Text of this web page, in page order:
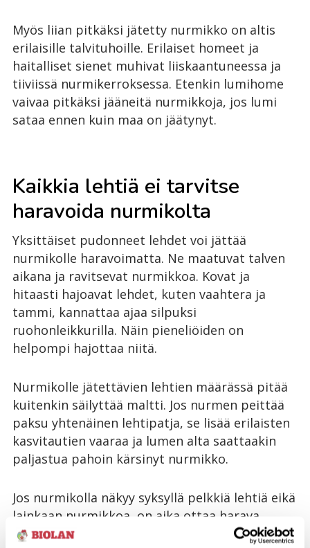
Myös liian pitkäksi jätetty nurmikko on altis
erilaisille talvituhoille. Erilaiset homeet ja
haitalliset sienet muhivat liiskaantuneessa ja
tiiviissä nurmikerroksessa. Etenkin lumihome
vaivaa pitkäksi jääneitä nurmikkoja, jos lumi
sataa ennen kuin maa on jäätynyt.
Kaikkia lehtiä ei tarvitse
haravoida nurmikolta
Yksittäiset pudonneet lehdet voi jättää
nurmikolle haravoimatta. Ne maatuvat talven
aikana ja ravitsevat nurmikkoa. Kovat ja
hitaasti hajoavat lehdet, kuten vaahtera ja
tammi, kannattaa ajaa silpuksi
ruohonleikkurilla. Näin pieneliöiden on
helpompi hajottaa niitä.
Nurmikolle jätettävien lehtien määrässä pitää
kuitenkin säilyttää maltti. Jos nurmen peittää
paksu yhtenäinen lehtipatja, se lisää erilaisten
kasvitautien vaaraa ja lumen alta saattaakin
paljastua pahoin kärsinyt nurmikko.
Jos nurmikolla näkyy syksyllä pelkkiä lehtiä eikä
lainkaan nurmikkoa, on aika ottaa harava
käteen ja rapsutella nurmikkoa esiin. Puiden